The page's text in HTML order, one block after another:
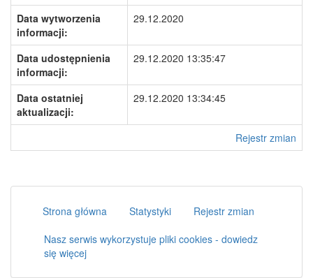
Data wytworzenia
informacji:
29.12.2020
Data udostępnienia
informacji:
29.12.2020 13:35:47
Data ostatniej
aktualizacji:
29.12.2020 13:34:45
Rejestr zmian
Strona główna Statystyki
Rejestr zmian
Nasz serwis wykorzystuje pliki cookies - dowiedz
się więcej